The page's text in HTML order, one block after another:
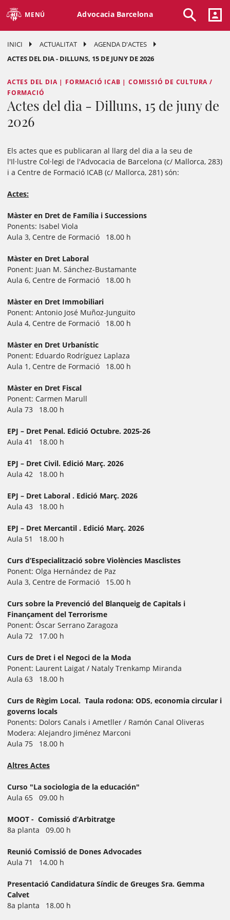
MENÚ Advocacia Barcelona
INICI ACTUALITAT
AGENDA D'ACTES
ACTES DEL DIA - DILLUNS, 15 DE JUNY DE 2026
ACTES DEL DIA | FORMACIÓ ICAB | COMISSIÓ DE CULTURA /
FORMACIÓ
Actes del dia - Dilluns, 15 de juny de
2026
Els actes que es publicaran al llarg del dia a la seu de
l'Il·lustre Col·legi de l'Advocacia de Barcelona (c/ Mallorca, 283)
i a Centre de Formació ICAB (c/ Mallorca, 281) són:
Actes:
Màster en Dret de Família i Successions
Ponents: Isabel Viola
Aula 3, Centre de Formació 18.00 h
Màster en Dret Laboral
Ponent: Juan M. Sánchez-Bustamante
Aula 6, Centre de Formació 18.00 h
Màster en Dret Immobiliari
Ponent: Antonio José Muñoz-Junguito
Aula 4, Centre de Formació 18.00 h
Màster en Dret Urbanístic
Ponent: Eduardo Rodríguez Laplaza
Aula 1, Centre de Formació 18.00 h
Màster en Dret Fiscal
Ponent: Carmen Marull
Aula 73 18.00 h
EPJ – Dret Penal. Edició Octubre. 2025-26
Aula 41 18.00 h
EPJ – Dret Civil. Edició Març. 2026
Aula 42 18.00 h
EPJ – Dret Laboral . Edició Març. 2026
Aula 43 18.00 h
EPJ – Dret Mercantil . Edició Març. 2026
Aula 51 18.00 h
Curs d’Especialització sobre Violències Masclistes
Ponent: Olga Hernández de Paz
Aula 3, Centre de Formació 15.00 h
Curs sobre la Prevenció del Blanqueig de Capitals i
Finançament del Terrorisme
Ponent: Óscar Serrano Zaragoza
Aula 72 17.00 h
Curs de Dret i el Negoci de la Moda
Ponent: Laurent Laigat / Nataly Trenkamp Miranda
Aula 63 18.00 h
Curs de Règim Local. Taula rodona: ODS, economia circular i
governs locals
Ponents: Dolors Canals i Ametller / Ramón Canal Oliveras
Modera: Alejandro Jiménez Marconi
Aula 75 18.00 h
Altres Actes
Curso "La sociologia de la educación"
Aula 65 09.00 h
MOOT - Comissió d’Arbitratge
8a planta 09.00 h
Reunió Comissió de Dones Advocades
Aula 71 14.00 h
Presentació Candidatura Síndic de Greuges Sra. Gemma
Calvet
8a planta 18.00 h